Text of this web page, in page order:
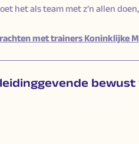
het als team met z’n allen
met trainers Koninklijke